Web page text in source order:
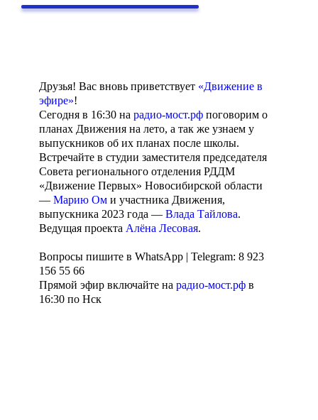
Друзья! Вас вновь приветствует «Движение в
эфире»!
Сегодня в 16:30 на радио-мост.рф поговорим о
планах Движения на лето, а так же узнаем у
выпускников об их планах после школы.
Встречайте в студии заместителя председателя
Совета регионального отделения РДДМ
«Движение Первых» Новосибирской области
— Марию Ом и участника Движения,
выпускника 2023 года — Влада Тайлова.
Ведущая проекта Алёна Лесовая.
Вопросы пишите в WhatsApp | Telegram: 8 923
156 55 66
Прямой эфир включайте на радио-мост.рф в
16:30 по Нск